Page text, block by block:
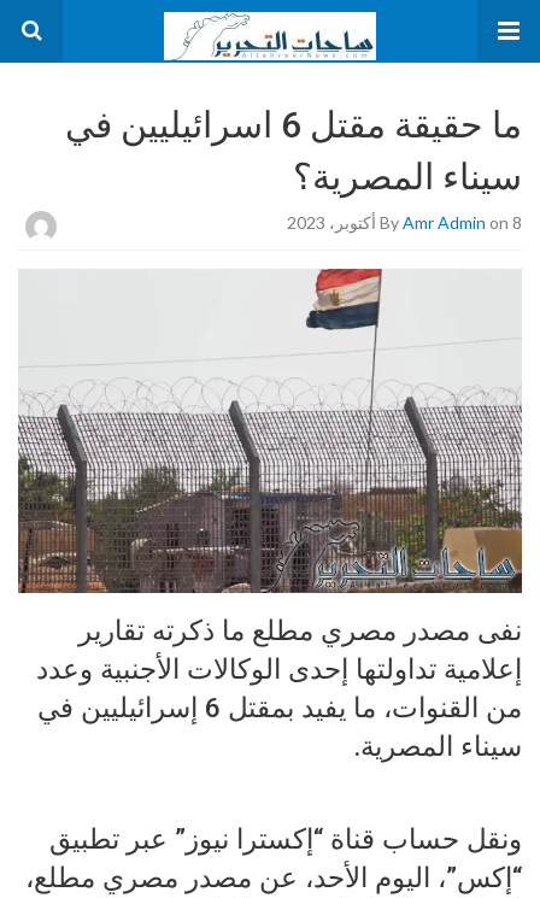
ما حقيقة مقتل 6 اسرائيليين في
سيناء المصرية؟
ByAmr Admin on 8 أكتوبر، 2023
نفى مصدر مصري مطلع ما ذكرته تقارير
إعلامية تداولتها إحدى الوكالات الأجنبية وعدد
من القنوات، ما يفيد بمقتل 6 إسرائيليين في
سيناء المصرية.
ونقل حساب قناة “إكسترا نيوز” عبر تطبيق
“إكس”، اليوم الأحد، عن مصدر مصري مطلع،